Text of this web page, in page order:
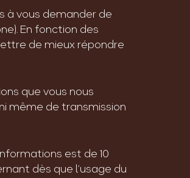
à vous demander de
En fonction des
de mieux répondre
que vous nous
même de transmission
est de 10
dès que l’usage du